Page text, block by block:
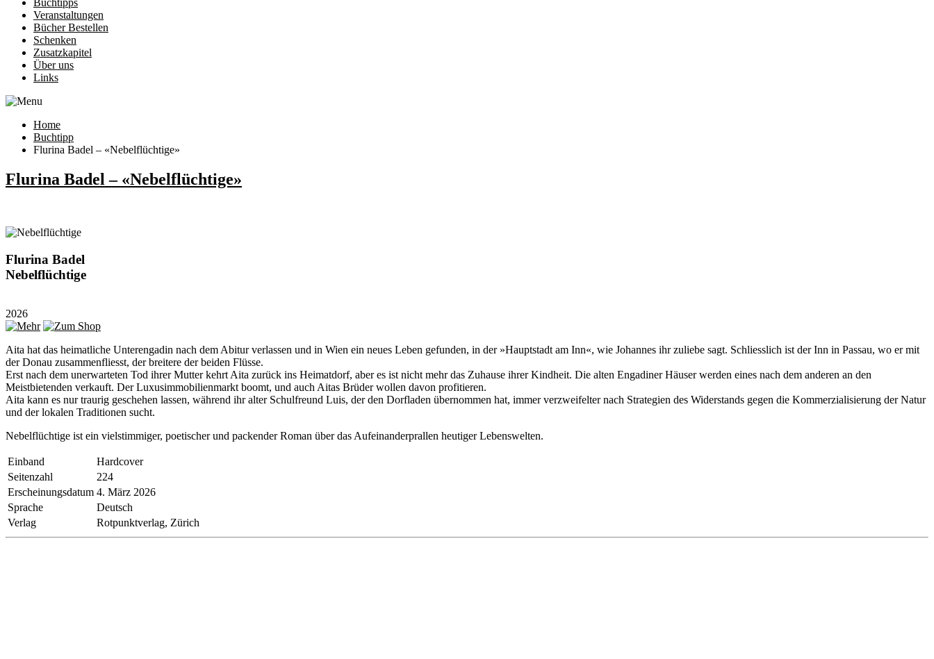
Buchtipps
Veranstaltungen
Bücher Bestellen
Schenken
Zusatzkapitel
Über uns
Links
Home
Buchtipp
Flurina Badel – «Nebelflüchtige»
Flurina Badel – «Nebelflüchtige»
Flurina Badel
Nebelflüchtige
2026
Aita hat das heimatliche Unterengadin nach dem Abitur verlassen und in Wien ein neues Leben gefunden, in der »Hauptstadt am Inn«, wie Johannes ihr zuliebe sagt. Schliesslich ist der Inn in Passau, wo er mit
der Donau zusammenfliesst, der breitere der beiden Flüsse.
Erst nach dem unerwarteten Tod ihrer Mutter kehrt Aita zurück ins Heimatdorf, aber es ist nicht mehr das Zuhause ihrer Kindheit. Die alten Engadiner Häuser werden eines nach dem anderen an den
Meistbietenden verkauft. Der Luxusimmobilienmarkt boomt, und auch Aitas Brüder wollen davon profitieren.
Aita kann es nur traurig geschehen lassen, während ihr alter Schulfreund Luis, der den Dorfladen übernommen hat, immer verzweifelter nach Strategien des Widerstands gegen die Kommerzialisierung der Natur
und der lokalen Traditionen sucht.
Nebelflüchtige ist ein vielstimmiger, poetischer und packender Roman über das Aufeinanderprallen heutiger Lebenswelten.
Einband
Hardcover
Seitenzahl
224
Erscheinungsdatum 4. März 2026
Sprache
Deutsch
Verlag
Rotpunktverlag, Zürich